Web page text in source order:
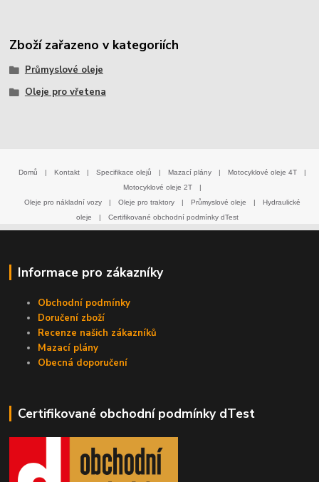
Zboží zařazeno v kategoriích
Průmyslové oleje
Oleje pro vřetena
Domů | Kontakt | Specifikace olejů | Mazací plány | Motocyklové oleje 4T
|
Motocyklové oleje 2T
|
Oleje pro nákladní vozy
| Oleje pro traktory | Průmyslové oleje |
Hydraulické
oleje
| Certifikované obchodní podmínky dTest
Informace pro zákazníky
Obchodní podmínky
Doručení zboží
Recenze našich zákazníků
Mazací plány
Obecná doporučení
Certifikované obchodní podmínky dTest